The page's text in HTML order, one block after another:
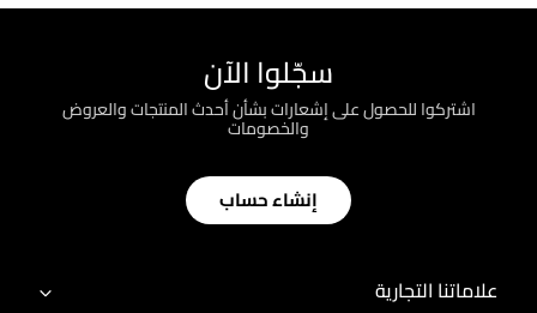
سجّلوا الآن
اشتركوا للحصول على إشعارات بشأن أحدث المنتجات والعروض
والخصومات
إنشاء حساب
علاماتنا التجارية